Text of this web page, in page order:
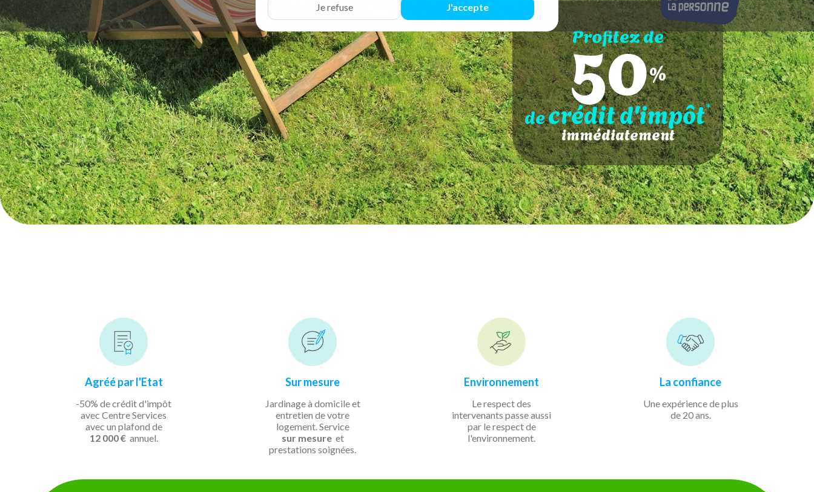
Je refuse J'accepte
Profitez de
50%
decrédit d'impôt*
immédiatement
Agréé par l'Etat
-50% de crédit d'impôt
avec Centre Services
avec un plafond de
12 000 € annuel.
Sur mesure
Jardinage à domicile et
entretien de votre
logement. Service
sur mesure et
prestations soignées.
Environnement
Le respect des
intervenants passe aussi
par le respect de
l'environnement.
La confiance
Une expérience deplus
de 20 ans.